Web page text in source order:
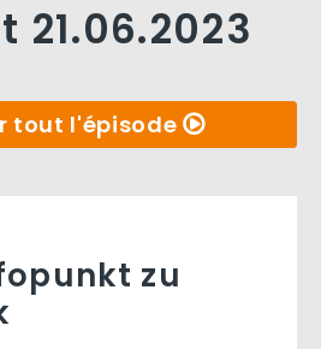
21.06.2023
tout l'épisode
zu